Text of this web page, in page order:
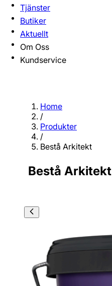
Tjänster
Butiker
Aktuellt
Om Oss
Kundservice
Home
/
Produkter
/
Bestå Arkitekt
Bestå Arkitekt